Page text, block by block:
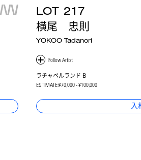
LOT 217
横尾 忠則
YOKOO Tadanori
ラチャペルランド B
ESTIMATE:¥70,000 - ¥100,000
入